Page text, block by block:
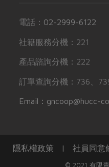
電話： 02-2999-6122
社籍服務分機：221
產品諮詢分機：222
訂單查詢分機：736、
Email：gncoop@hucc-
隱私權政策 | 社員同意
© 2021 有限